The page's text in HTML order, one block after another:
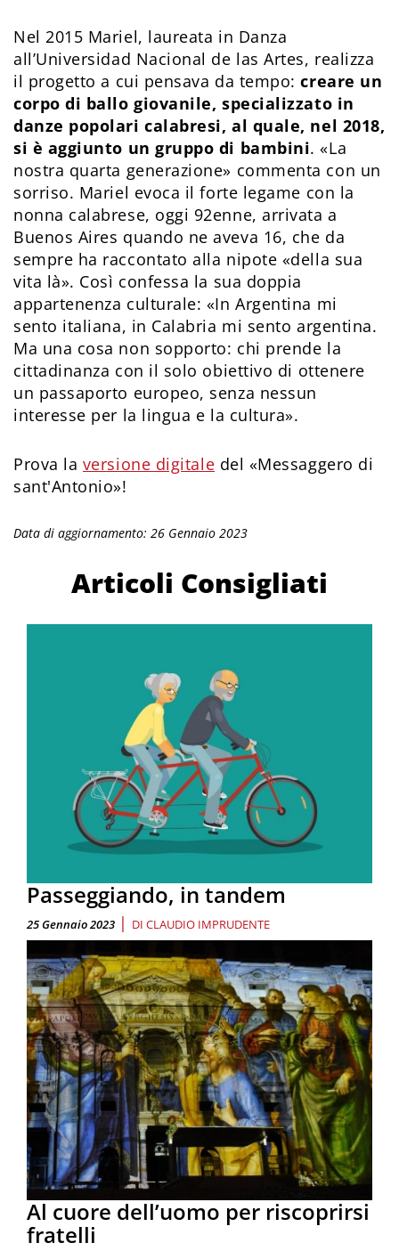
Nel 2015 Mariel, laureata in Danza
all’Universidad Nacional de las Artes, realizza
il progetto a cui pensava da tempo:creare un
corpo di ballo giovanile, specializzato in
danze popolari calabresi, al quale, nel 2018,
si è aggiunto un gruppo di bambini. «La
nostra quarta generazione» commenta con un
sorriso. Mariel evoca il forte legame con la
nonna calabrese, oggi 92enne, arrivata a
Buenos Aires quando ne aveva 16, che da
sempre ha raccontato alla nipote «della sua
vita là». Così confessa la sua doppia
appartenenza culturale: «In Argentina mi
sento italiana, in Calabria mi sento argentina.
Ma una cosa non sopporto: chi prende la
cittadinanza con il solo obiettivo di ottenere
un passaporto europeo, senza nessun
interesse per la lingua e la cultura».
Prova la versione digitale del «Messaggero di
sant'Antonio»!
Data di aggiornamento: 26 Gennaio 2023
Articoli Consigliati
Passeggiando, in tandem
25 Gennaio 2023 | DI CLAUDIO IMPRUDENTE
Al cuore dell’uomo per riscoprirsi
fratelli